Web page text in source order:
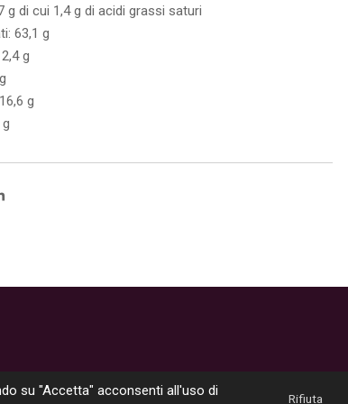
su "Accetta" acconsenti all'uso di
Rifiuta
g di cui 1,4 g di acidi grassi saturi
63,1 g
g
g